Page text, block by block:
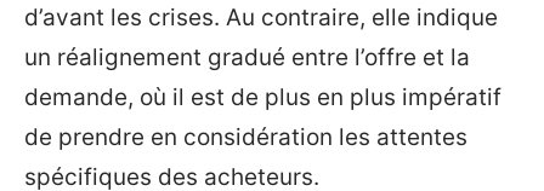
d’avant les crises. Au contraire, elle indique
un réalignement gradué entre l’offre et la
demande, où il est de plus en plus impératif
de prendre en considération les attentes
spécifiques des acheteurs.